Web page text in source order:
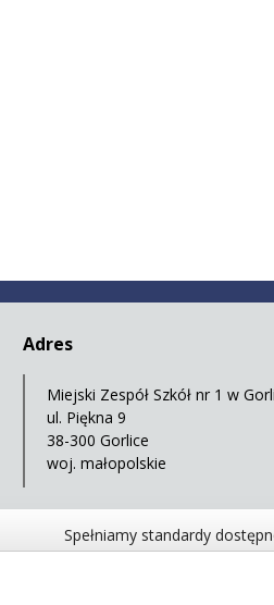
Adres
Miejski Zespół Szkół nr 1 w
ul. Piękna 9
38-300 Gorlice
woj. małopolskie
Spełniamy standardy